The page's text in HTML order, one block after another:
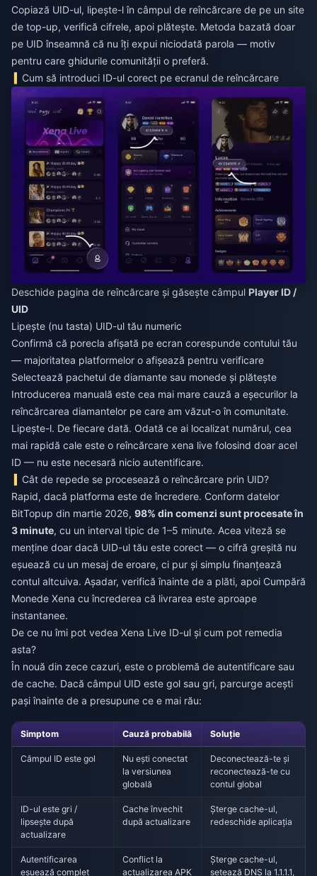
Copiază UID-ul, lipește-l în câmpul de reîncărcare de pe un site
de top-up, verifică cifrele, apoi plătește. Metoda bazată doar
pe UID înseamnă că nu îți expui niciodată parola — motiv
pentru care ghidurile comunității o preferă.
Cum să introduci ID-ul corect pe ecranul de reîncărcare
Deschide pagina de reîncărcare și găsește câmpul Player ID /
UID
Lipește (nu tasta) UID-ul tău numeric
Confirmă că porecla afișată pe ecran corespunde contului tău
— majoritatea platformelor o afișează pentru verificare
Selectează pachetul de diamante sau monede și plătește
Introducerea manuală este cea mai mare cauză a eșecurilor la
reîncărcarea diamantelor pe care am văzut-o în comunitate.
Lipește-l. De fiecare dată. Odată ce ai localizat numărul, cea
mai rapidă cale este o reîncărcare xena live folosind doar acel
ID — nu este necesară nicio autentificare.
Cât de repede se procesează o reîncărcare prin UID?
Rapid, dacă platforma este de încredere. Conform datelor
BitTopup din martie 2026, 98% din comenzi sunt procesate în
3 minute, cu un interval tipic de 1–5 minute. Acea viteză se
menține doar dacă UID-ul tău este corect — o cifră greșită nu
eșuează cu un mesaj de eroare, ci pur și simplu finanțează
contul altcuiva. Așadar, verifică înainte de a plăti, apoi Cumpără
Monede Xena cu încrederea că livrarea este aproape
instantanee.
De ce nu îmi pot vedea Xena Live ID-ul și cum pot remedia
asta?
În nouă din zece cazuri, este o problemă de autentificare sau
de cache. Dacă câmpul UID este gol sau gri, parcurge acești
pași înainte de a presupune ce e mai rău:
Simptom Cauză probabilă Soluție
Câmpul ID este gol
Nu ești conectat
la versiunea
globală
Deconectează-te și
reconectează-te cu
contul global
ID-ul este gri /
lipsește după
actualizare
Cache învechit
după actualizare
Șterge cache-ul,
redeschide aplicația
Autentificarea
eșuează complet
Conflict la
actualizarea APK
Șterge cache-ul,
setează DNS la 1.1.1.1,